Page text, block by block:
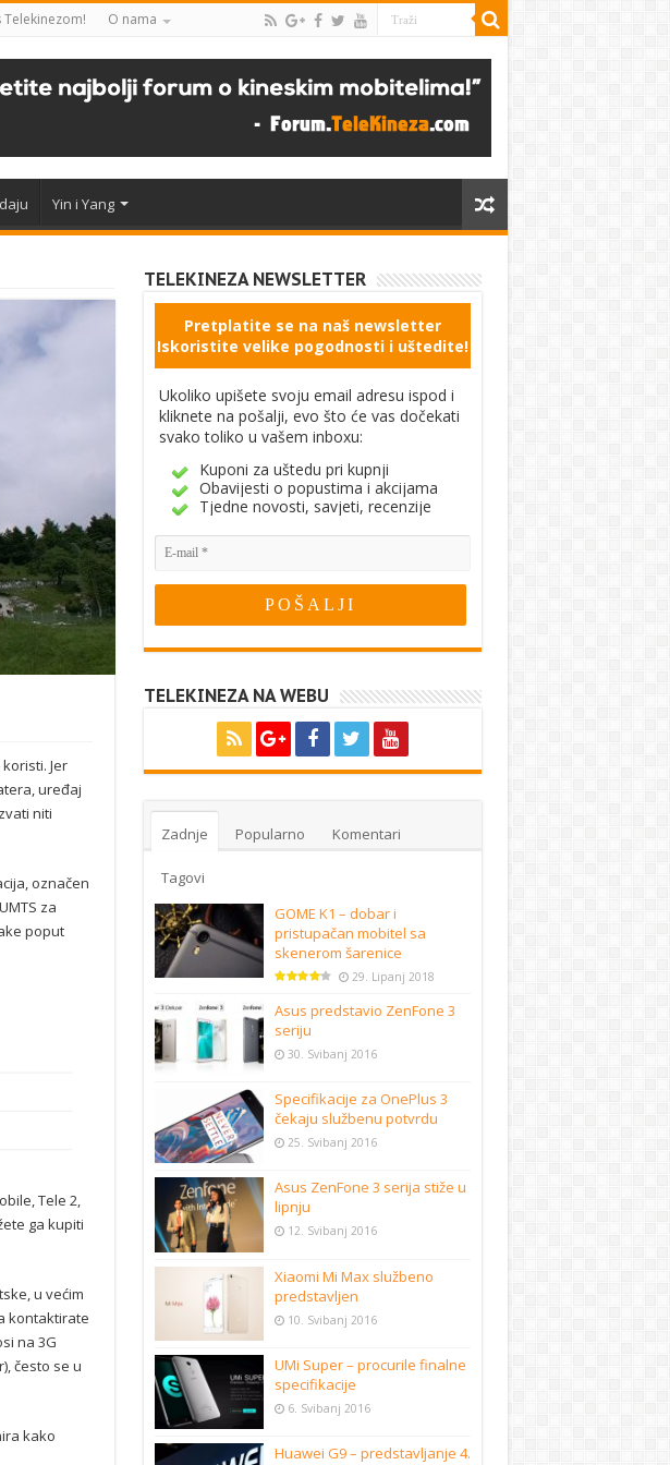
Telekinezom! O nama
Yin i Yang
Jer
uređaj
niti
označen
za
poput
Tele 2,
ga kupiti
u većim
kontaktirate
na 3G
često se u
kako
TELEKINEZA NEWSLETTER
Pretplatite se na naš newsletter
Iskoristite velike pogodnosti i uštedite!
Ukoliko upišete svoju email adresu ispod i
kliknete na pošalji, evo što će vas dočekati
svako toliko u vašem inboxu:
Kuponi za uštedu pri kupnji
Obavijesti o popustima i akcijama
Tjedne novosti, savjeti, recenzije
TELEKINEZA NA WEBU
Zadnje Popularno Komentari
Tagovi
GOME K1 – dobar i
pristupačan mobitel sa
skenerom šarenice
29. Lipanj 2018
Asus predstavio ZenFone 3
seriju
30. Svibanj 2016
Specifikacije za OnePlus 3
čekaju službenu potvrdu
25. Svibanj 2016
Asus ZenFone 3 serija stiže u
lipnju
12. Svibanj 2016
Xiaomi Mi Max službeno
predstavljen
10. Svibanj 2016
UMi Super – procurile finalne
specifikacije
6. Svibanj 2016
Huawei G9 – predstavljanje 4.